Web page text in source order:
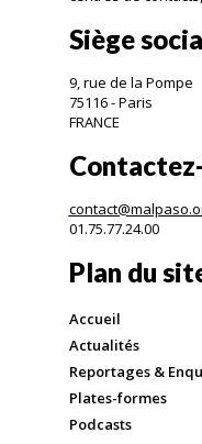
Siège
9, rue de la Pompe
75116 - Paris
FRANCE
01.75.77.24.00
Plan du
Accueil
Actualités
Reportages &
Plates-formes
Podcasts